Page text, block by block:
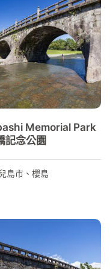
Memorial Park
記念公園
島市、櫻島